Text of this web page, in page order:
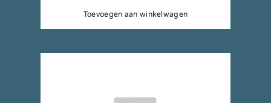
Toevoegen aan winkelwagen